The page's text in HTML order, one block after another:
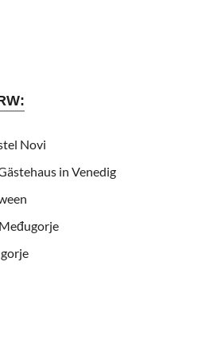
Novi
in Venedig